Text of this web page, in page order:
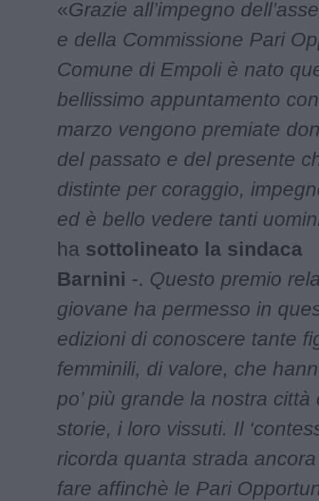
«Grazie all’impegno
e della Commissione Pari
Comune di Empoli è nato
bellissimo appuntamento
marzo vengono premiate
del passato e del presente
distinte per coraggio,
ed è bello vedere tanti
ha sottolineato la sindaca
Barnini -. Questo premio
giovane ha permesso in
edizioni di conoscere tante
femminili, di valore, che
po’ più grande la nostra città
storie, i loro vissuti. Il
ricorda quanta strada
fare affinchè le Pari